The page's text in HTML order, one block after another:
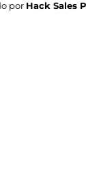
por Hack Sales